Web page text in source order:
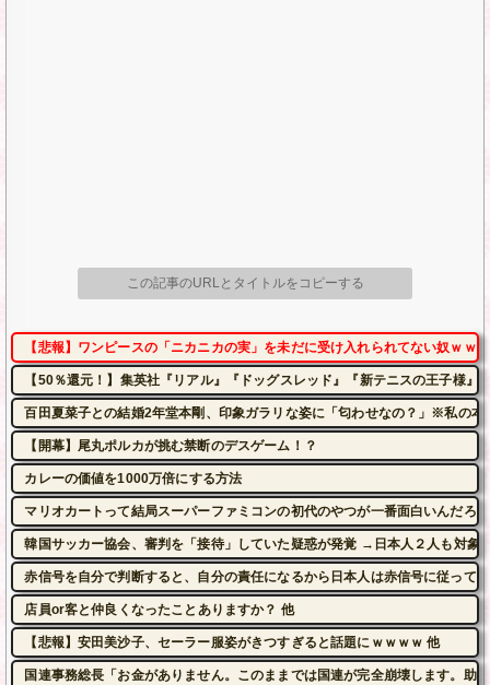
この記事のURLとタイトルをコピーする
【悲報】ワンピースの「ニカニカの実」を未だに受け入れられてない奴ｗｗ
【50％還元！】集英社『リアル』『ドッグスレッド』『新テニスの王子様』
百田夏菜子との結婚2年堂本剛、印象ガラリな姿に「匂わせなの？」※私の本
【開幕】尾丸ポルカが挑む禁断のデスゲーム！？
カレーの価値を1000万倍にする方法
マリオカートって結局スーパーファミコンの初代のやつが一番面白いんだろ？
韓国サッカー協会、審判を「接待」していた疑惑が発覚 →日本人２人も対象
赤信号を自分で判断すると、自分の責任になるから日本人は赤信号に従って
店員or客と仲良くなったことありますか？ 他
【悲報】安田美沙子、セーラー服姿がきつすぎると話題にｗｗｗｗ 他
国連事務総長「お金がありません。このままでは国連が完全崩壊します。助